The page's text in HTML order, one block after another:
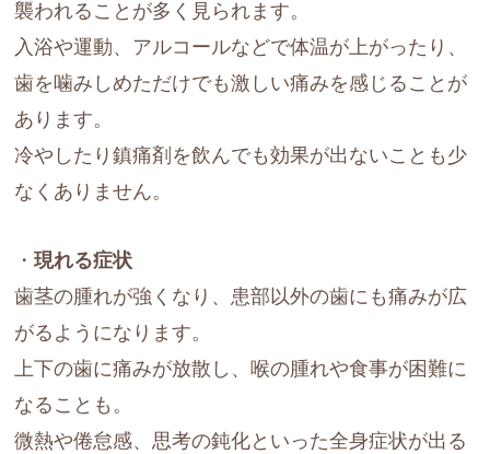
襲われることが多く見られます。
入浴や運動、アルコールなどで体温が上がったり、
歯を噛みしめただけでも激しい痛みを感じることが
あります。
冷やしたり鎮痛剤を飲んでも効果が出ないことも少
なくありません。
・現れる症状
歯茎の腫れが強くなり、患部以外の歯にも痛みが広
がるようになります。
上下の歯に痛みが放散し、喉の腫れや食事が困難に
なることも。
微熱や倦怠感、思考の鈍化といった全身症状が出る